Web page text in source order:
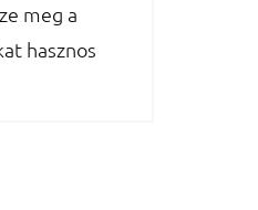
meg a
hasznos